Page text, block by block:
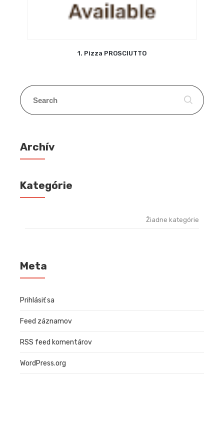
1. Pizza PROSCIUTTO
Archív
Kategórie
Žiadne kategórie
Meta
Prihlásiť sa
Feed záznamov
RSS feed komentárov
WordPress.org